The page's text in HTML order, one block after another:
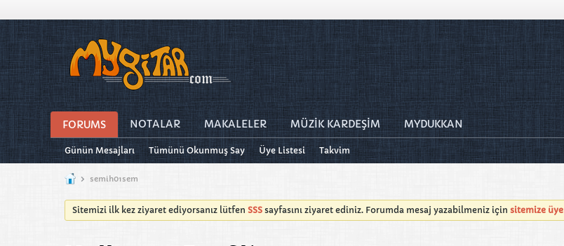
FORUMS NOTALAR MAKALELER MÜZİK KARDEŞİM MYDUKKAN
Günün Mesajları Tümünü Okunmuş Say Üye Listesi Takvim
semih01sem
Sitemizi ilk kez ziyaret ediyorsanız lütfen SSS sayfasını ziyaret ediniz. Forumda mesaj yazabilmeniz için sitemize üye